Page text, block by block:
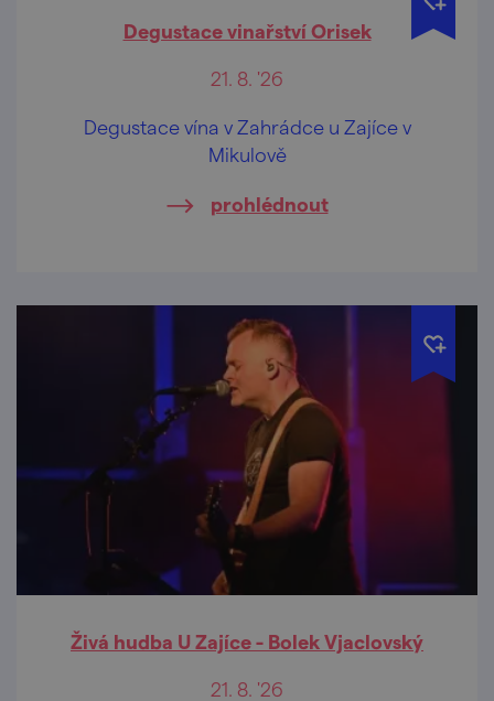
Degustace vinařství Orisek
21. 8. '26
Degustace vína v Zahrádce u Zajíce v
Mikulově
prohlédnout
Živá hudba U Zajíce - Bolek Vjaclovský
21. 8. '26